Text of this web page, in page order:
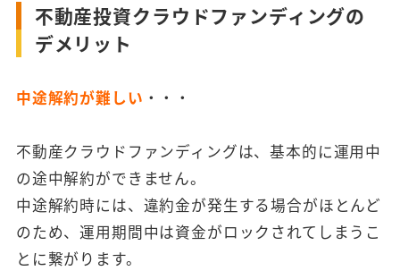
不動産投資クラウドファンディングの
デメリット
中途解約が難しい ・・・
不動産クラウドファンディングは、基本的に運用中
の途中解約ができません。
中途解約時には、違約金が発生する場合がほとんど
のため、運用期間中は資金がロックされてしまうこ
とに繋がります。